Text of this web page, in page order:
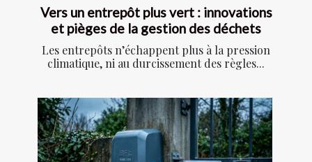
Vers un entrepôt plus vert : innovations
et pièges de la gestion des déchets
Les entrepôts n’échappent plus à la pression
climatique, ni au durcissement des règles...